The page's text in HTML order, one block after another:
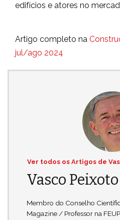
edifícios e atores no
Artigo completo na
jul/ago 2024
Ver todos os Artigos de
Vasco
Membro do Conselho
Magazine / Professor na FEUP